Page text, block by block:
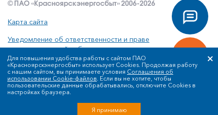
© ПАО «Красноярскэнергосбыт» 2006-2026
Карта сайта
Уведомление об ответственности и праве
интеллектуальной собственности
Политика ПАО «Красноярскэнергосбыт» в отношении
обработки персональных данных
Для повышения удобства работы с сайтом ПАО
«Красноярскэнергосбыт» использует Cookies. Продолжая работу
с нашим сайтом, вы принимаете условия Соглашения об
использовании Cookie-файлов. Если вы не хотите, чтобы
пользовательские данные обрабатывались, отключите Cookies в
настройках браузера.
Я принимаю